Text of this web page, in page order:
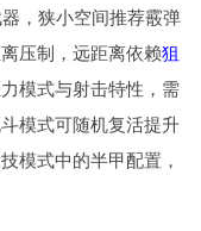
，狭小空间推荐霰弹
压制，远距离依赖狙
模式与射击特性，需
模式可随机复活提升
模式中的半甲配置，